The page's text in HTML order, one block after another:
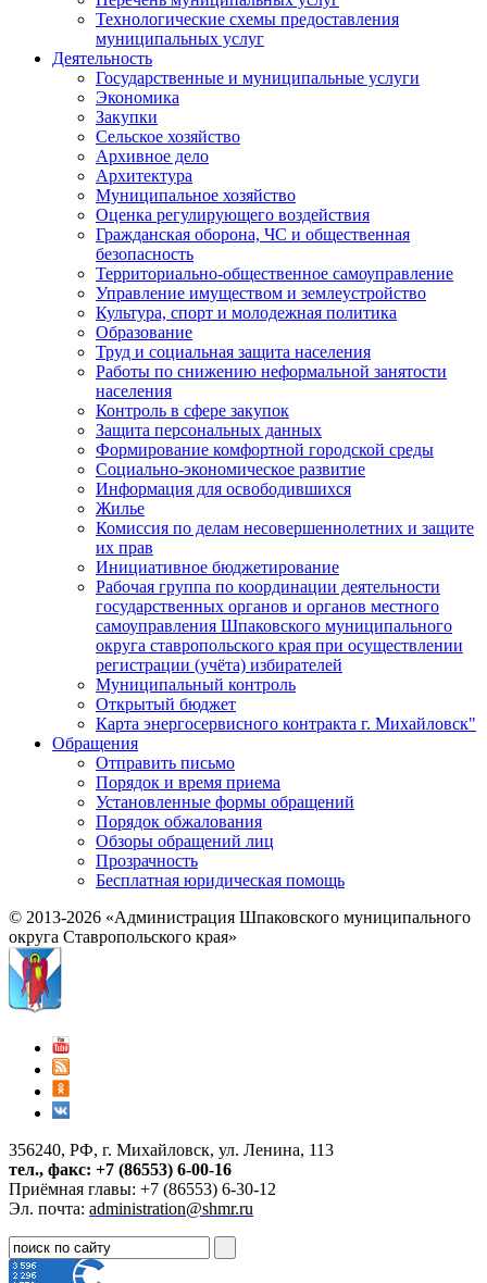
Технологические схемы предоставления
муниципальных услуг
Деятельность
Государственные и муниципальные услуги
Экономика
Закупки
Сельское хозяйство
Архивное дело
Архитектура
Муниципальное хозяйство
Оценка регулирующего воздействия
Гражданская оборона, ЧС и общественная
безопасность
Территориально-общественное самоуправление
Управление имуществом и землеустройство
Культура, спорт и молодежная политика
Образование
Труд и социальная защита населения
Работы по снижению неформальной занятости
населения
Контроль в сфере закупок
Защита персональных данных
Формирование комфортной городской среды
Социально-экономическое развитие
Информация для освободившихся
Жилье
Комиссия по делам несовершеннолетних и защите
их прав
Инициативное бюджетирование
Рабочая группа по координации деятельности
государственных органов и органов местного
самоуправления Шпаковского муниципального
округа ставропольского края при осуществлении
регистрации (учёта) избирателей
Муниципальный контроль
Открытый бюджет
Карта энергосервисного контракта г. Михайловск"
Обращения
Отправить письмо
Порядок и время приема
Установленные формы обращений
Порядок обжалования
Обзоры обращений лиц
Прозрачность
Бесплатная юридическая помощь
© 2013-2026 «Администрация Шпаковского муниципального
округа Ставропольского края»
356240, РФ, г. Михайловск, ул. Ленина, 113
тел., факс: +7 (86553) 6-00-16
Приёмная главы: +7 (86553) 6-30-12
Эл. почта: administration@shmr.ru